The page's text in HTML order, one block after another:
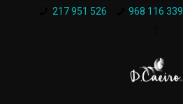
217 951 526 968 116 339